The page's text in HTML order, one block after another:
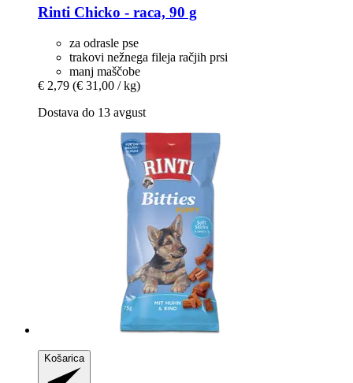
Rinti Chicko -​ raca, 90 g
za odrasle pse
trakovi nežnega fileja račjih prsi
manj maščobe
€ 2,79 (€ 31,00 / kg)
Dostava do 13 avgust
Košarica